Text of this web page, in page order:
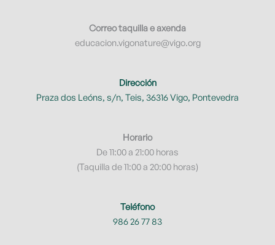
Correo taquilla e axenda
educacion.vigonature@vigo.org
Dirección
Praza dos Leóns, s/n, Teis, 36316 Vigo, Pontevedra
Horario
De 11:00 a 21:00 horas
(Taquilla de 11:00 a 20:00 horas)
Teléfono
986 26 77 83